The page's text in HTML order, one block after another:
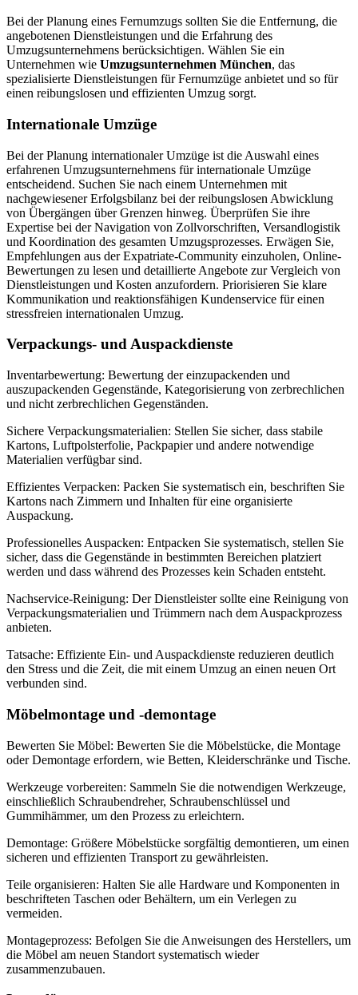
Bei der Planung eines Fernumzugs sollten Sie die Entfernung, die
angebotenen Dienstleistungen und die Erfahrung des
Umzugsunternehmens berücksichtigen. Wählen Sie ein
Unternehmen wie Umzugsunternehmen München, das
spezialisierte Dienstleistungen für Fernumzüge anbietet und so für
einen reibungslosen und effizienten Umzug sorgt.
Internationale Umzüge
Bei der Planung internationaler Umzüge ist die Auswahl eines
erfahrenen Umzugsunternehmens für internationale Umzüge
entscheidend. Suchen Sie nach einem Unternehmen mit
nachgewiesener Erfolgsbilanz bei der reibungslosen Abwicklung
von Übergängen über Grenzen hinweg. Überprüfen Sie ihre
Expertise bei der Navigation von Zollvorschriften, Versandlogistik
und Koordination des gesamten Umzugsprozesses. Erwägen Sie,
Empfehlungen aus der Expatriate-Community einzuholen, Online-
Bewertungen zu lesen und detaillierte Angebote zur Vergleich von
Dienstleistungen und Kosten anzufordern. Priorisieren Sie klare
Kommunikation und reaktionsfähigen Kundenservice für einen
stressfreien internationalen Umzug.
Verpackungs- und Auspackdienste
Inventarbewertung: Bewertung der einzupackenden und
auszupackenden Gegenstände, Kategorisierung von zerbrechlichen
und nicht zerbrechlichen Gegenständen.
Sichere Verpackungsmaterialien: Stellen Sie sicher, dass stabile
Kartons, Luftpolsterfolie, Packpapier und andere notwendige
Materialien verfügbar sind.
Effizientes Verpacken: Packen Sie systematisch ein, beschriften Sie
Kartons nach Zimmern und Inhalten für eine organisierte
Auspackung.
Professionelles Auspacken: Entpacken Sie systematisch, stellen Sie
sicher, dass die Gegenstände in bestimmten Bereichen platziert
werden und dass während des Prozesses kein Schaden entsteht.
Nachservice-Reinigung: Der Dienstleister sollte eine Reinigung von
Verpackungsmaterialien und Trümmern nach dem Auspackprozess
anbieten.
Tatsache: Effiziente Ein- und Auspackdienste reduzieren deutlich
den Stress und die Zeit, die mit einem Umzug an einen neuen Ort
verbunden sind.
Möbelmontage und -demontage
Bewerten Sie Möbel: Bewerten Sie die Möbelstücke, die Montage
oder Demontage erfordern, wie Betten, Kleiderschränke und Tische.
Werkzeuge vorbereiten: Sammeln Sie die notwendigen Werkzeuge,
einschließlich Schraubendreher, Schraubenschlüssel und
Gummihämmer, um den Prozess zu erleichtern.
Demontage: Größere Möbelstücke sorgfältig demontieren, um einen
sicheren und effizienten Transport zu gewährleisten.
Teile organisieren: Halten Sie alle Hardware und Komponenten in
beschrifteten Taschen oder Behältern, um ein Verlegen zu
vermeiden.
Montageprozess: Befolgen Sie die Anweisungen des Herstellers, um
die Möbel am neuen Standort systematisch wieder
zusammenzubauen.